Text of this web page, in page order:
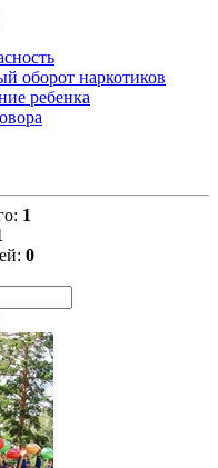
оборот наркотиков
ребенка
1
0